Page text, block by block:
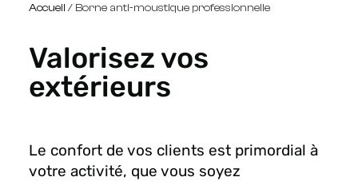
Accueil / Borne anti-moustique professionnelle
Valorisez vos
extérieurs
Le confort de vos clients est primordial à
votre activité, que vous soyez